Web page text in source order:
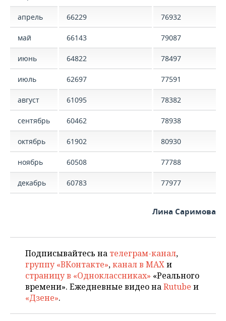
апрель 66229 76932
май 66143 79087
июнь 64822 78497
июль 62697 77591
август 61095 78382
сентябрь 60462 78938
октябрь 61902 80930
ноябрь 60508 77788
декабрь 60783 77977
Лина Саримова
Подписывайтесь на телеграм-канал,
группу «ВКонтакте»,канал в MAXи
страницу в «Одноклассниках» «Реального
времени». Ежедневные видео наRutube и
«Дзене».